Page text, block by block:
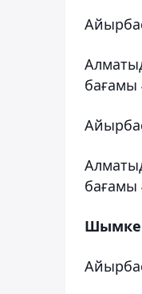
бағамы
бағамы